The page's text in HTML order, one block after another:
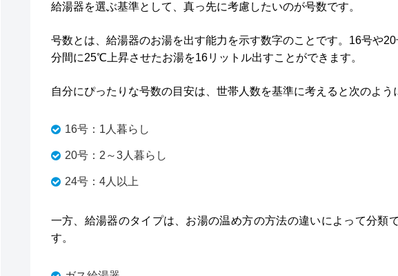
給湯器を選ぶ基準として、真っ先に考慮したいのが号数です。
号数とは、給湯器のお湯を出す能力を示す数字のことです。16号や
分間に25℃上昇させたお湯を16リットル出すことができます。
自分にぴったりな号数の目安は、世帯人数を基準に考えると次のよう
16号：1人暮らし
20号：2～3人暮らし
24号：4人以上
一方、給湯器のタイプは、お湯の温め方の方法の違いによって分類
す。